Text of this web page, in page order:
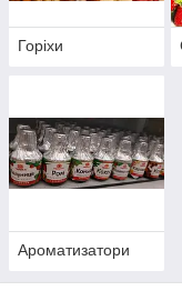
Горіхи
Ароматизатори